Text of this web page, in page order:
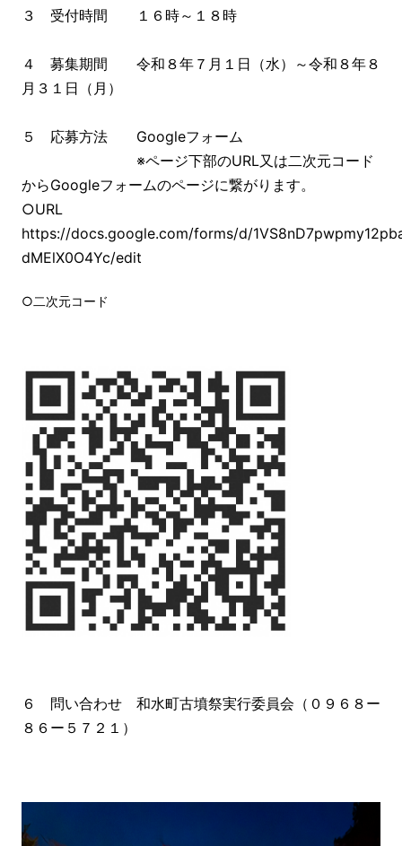
３ 受付時間 １６時～１８時
４ 募集期間 令和８年７月１日（水）～令和８年８
月３１日（月）
５ 応募方法 Googleフォーム
※ページ下部のURL又は二次元コード
からGoogleフォームのページに繋がります。
○URL
https://docs.google.com/forms/d/
dMElX0O4Yc/edit
○二次元コード
６ 問い合わせ 和水町古墳祭実行委員会（０９６８ー
８６ー５７２１）